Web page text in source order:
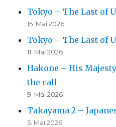
Tokyo – The Last of
15. Mai 2026
Tokyo – The Last of
11. Mai 2026
Hakone – His
the call
9. Mai 2026
Takayama 2 –
5. Mai 2026